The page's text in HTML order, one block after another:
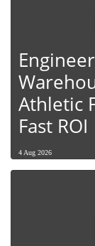
Athletic
Fast ROI
4 Aug 2026